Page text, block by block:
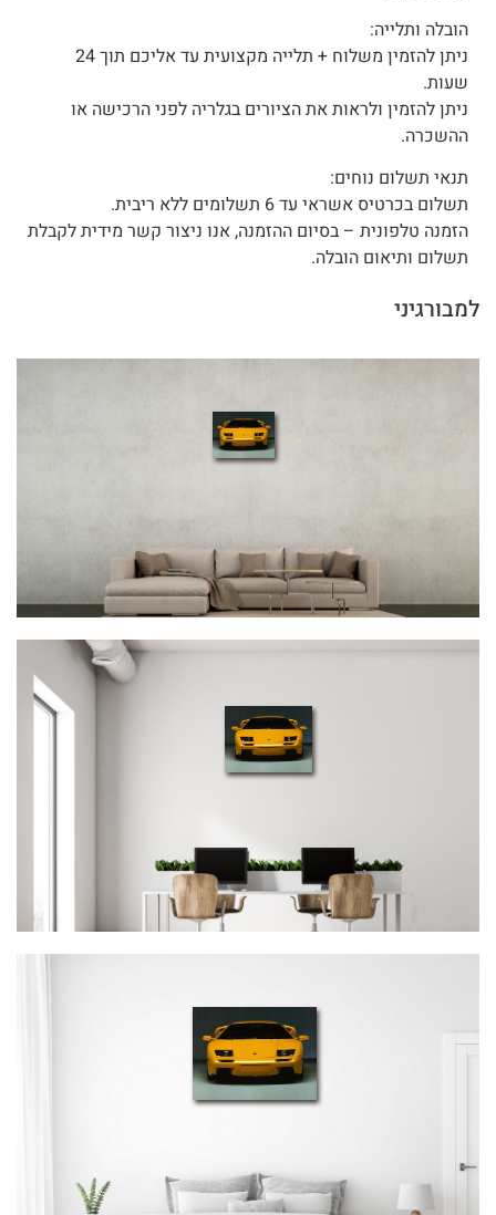
הובלה ותלייה:
ניתן להזמין משלוח + תלייה מקצועית עד אליכם תוך 24
שעות.
ניתן להזמין ולראות את הציורים בגלריה לפני הרכישה או
ההשכרה.
תנאי תשלום נוחים:
תשלום בכרטיס אשראי עד 6 תשלומים ללא ריבית.
הזמנה טלפונית – בסיום ההזמנה, אנו ניצור קשר מידית לקבלת
תשלום ותיאום הובלה.
למבורגיני